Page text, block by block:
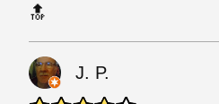
🔝
J. P.